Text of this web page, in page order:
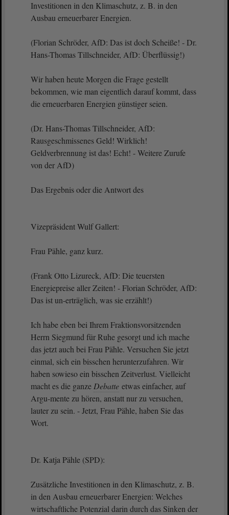
Investitionen in den Klimaschutz, z. B. in den
Ausbau erneuerbarer Energien.
(Florian Schröder, AfD: Das ist doch Scheiße! - Dr.
Hans-Thomas Tillschneider, AfD: Überflüssig!)
Wir haben heute Morgen die Frage gestellt
bekommen, wie man eigentlich darauf kommt, dass
die erneuerbaren Energien günstiger seien.
(Dr. Hans-Thomas Tillschneider, AfD:
Rausgeschmissenes Geld! Wirklich!
Geldverbrennung ist das! Echt! - Weitere Zurufe
von der AfD)
Das Ergebnis oder die Antwort des
Vizepräsident Wulf Gallert:
Frau Pähle, ganz kurz.
(Frank Otto Lizureck, AfD: Die teuersten
Energiepreise aller Zeiten! - Florian Schröder, AfD:
Das ist un-erträglich, was sie erzählt!)
Ich habe eben bei Ihrem Fraktionsvorsitzenden
Herrn Siegmund für Ruhe gesorgt und ich mache
das jetzt auch bei Frau Pähle. Versuchen Sie jetzt
einmal, sich ein bisschen herunterzufahren. Wir
haben sowieso ein bisschen Zeitverlust. Vielleicht
macht es die ganze Debatte etwas einfacher, auf
Argu-mente zu hören, anstatt nur zu versuchen,
lauter zu sein. - Jetzt, Frau Pähle, haben Sie das
Wort.
Dr. Katja Pähle (SPD):
Zusätzliche Investitionen in den Klimaschutz, z. B.
in den Ausbau erneuerbarer Energien: Welches
wirtschaftliche Potenzial darin durch das Sinken der